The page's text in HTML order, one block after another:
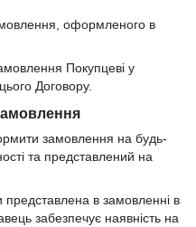
оформленого в
Покупцеві у
Договору.
замовлення на будь-
та представлений на
в замовленні в
забезпечує наявність на